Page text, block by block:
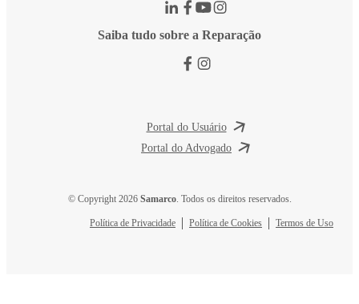
Saiba tudo sobre a Reparação
Portal do Usuário
Portal do Advogado
© Copyright 2026 Samarco. Todos os direitos reservados.
Política de Privacidade Política de Cookies Termos de Uso